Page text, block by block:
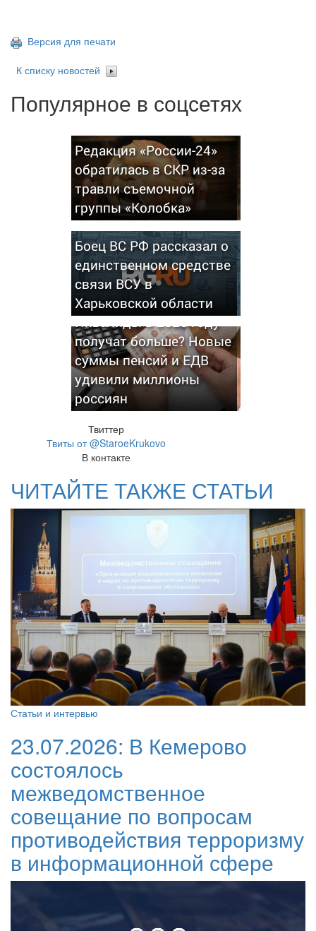
Версия для печати
К списку новостей
Популярное в соцсетях
Редакция «России-24»
обратилась в СКР из-за
травли съемочной
группы «Колобка»
Боец ВС РФ рассказал о
единственном средстве
связи ВСУ в
Харьковской области
Инвалиды в 2026 году
получат больше? Новые
суммы пенсий и ЕДВ
удивили миллионы
россиян
Твиттер
Твиты от @StaroeKrukovo
В контакте
ЧИТАЙТЕ ТАКЖЕ СТАТЬИ
Статьи и интервью
23.07.2026: В Кемерово
состоялось
межведомственное
совещание по вопросам
противодействия терроризму
в информационной сфере